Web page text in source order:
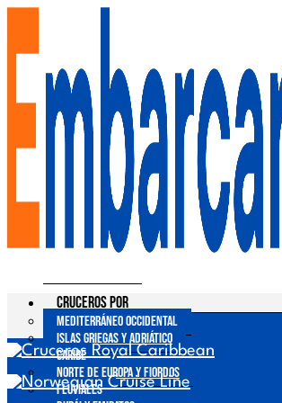
Cruceros por
Mediterráneo Occidental
Islas Griegas y Adriático
Caribe
Norte de Europa y Fiordos
Fluviales